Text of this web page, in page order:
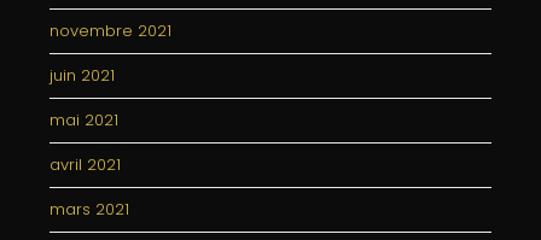
novembre 2021
juin 2021
mai 2021
avril 2021
mars 2021